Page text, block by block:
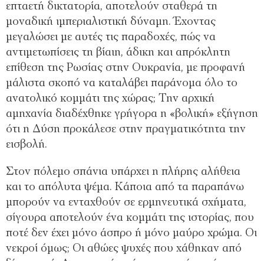
επταετή δικτατορία, αποτελούν σταθερά τη
μοναδική ιμπεριαλιστική δύναμη. Έχοντας
μεγαλώσει με αυτές τις παραδοχές, πώς να
αντιμετωπίσεις τη βίαιη, άδικη και απρόκλητη
επίθεση της Ρωσίας στην Ουκρανία, με προφανή
μάλιστα σκοπό να καταλάβει παράνομα όλο το
ανατολικό κομμάτι της χώρας; Την αρχική
αμηχανία διαδέχθηκε γρήγορα η «βολική» εξήγηση
ότι η Δύση προκάλεσε στην πραγματικότητα την
εισβολή.
Στον πόλεμο σπάνια υπάρχει η πλήρης αλήθεια
και το απόλυτα ψέμα. Κάποια από τα παραπάνω
μπορούν να ενταχθούν σε ερμηνευτικά σχήματα,
σίγουρα αποτελούν ένα κομμάτι της ιστορίας, που
ποτέ δεν έχει μόνο άσπρο ή μόνο μαύρο χρώμα. Οι
νεκροί όμως; Οι αθώες ψυχές που χάθηκαν από